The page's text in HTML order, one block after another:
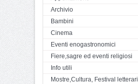
Archivio
Bambini
Cinema
Eventi enogastronomici
Fiere,sagre ed eventi religiosi
Info utili
Mostre,Cultura, Festival letterari